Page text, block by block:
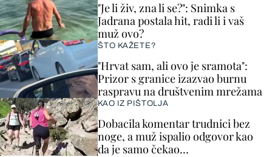
"Je li živ, zna li se?": Snimka s
Jadrana postala hit, radi li i vaš
muž ovo?
ŠTO KAŽETE?
"Hrvat sam, ali ovo je sramota":
Prizor s granice izazvao burnu
raspravu na društvenim mrežama
KAO IZ PIŠTOLJA
Dobacila komentar trudnici bez
noge, a muž ispalio odgovor kao
da je samo čekao…